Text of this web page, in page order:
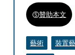
贊助本文
藝術 裝置